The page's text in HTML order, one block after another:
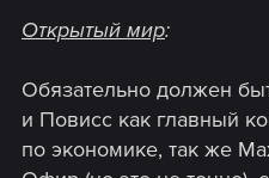
Открытый мир:
Обязательно должен
и Повисс как главный
по экономике, так же